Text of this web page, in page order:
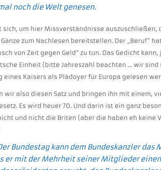
noch die Welt genesen.
sich, um hier Missverständnisse auszuschließen,
Gänze zum Nachlesen bereitstellen. Der „Beruf“
von Zeit gegen Geld“ zu tun. Das Gedicht
Einheit (bitte Jahreszahl beachten … wir sind
eines Kaisers als Plädoyer für Europa gelesen
wir also diesen Satz und bringen ihn mit einem,
Es wird heuer 70. Und darin ist ein ganz
und nicht die Briten (aber die haben eh keine
Bundestag kann dem Bundeskanzler
er mit der Mehrheit seiner Mitglieder